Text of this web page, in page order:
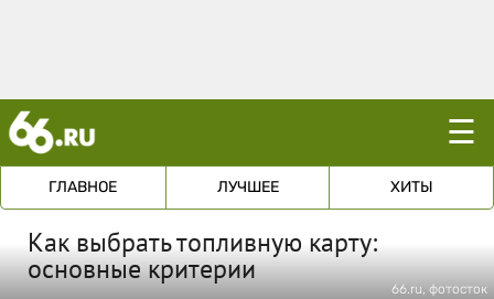
☰
ГЛАВНОЕ ЛУЧШЕЕ ХИТЫ
Как выбрать топливную карту:
основные критерии
66.ru, фотосток